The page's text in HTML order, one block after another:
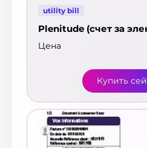
utility bill
Plenitude (счет за
Цена
Купить